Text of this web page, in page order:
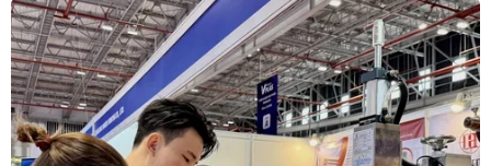
#Giá vàng #SJC
#Bảo Tín Minh Châu
#Giao dịch vàng